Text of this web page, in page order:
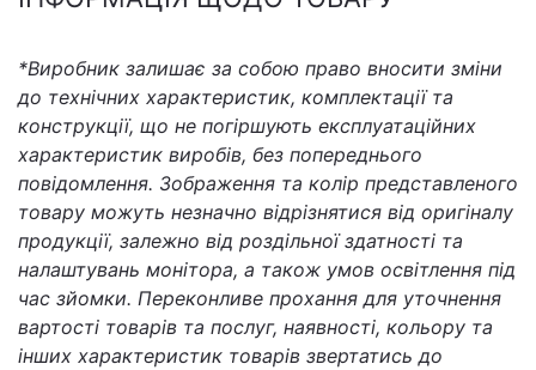
*Виробник залишає за собою право вносити зміни
до технічних характеристик, комплектації та
конструкції, що не погіршують експлуатаційних
характеристик виробів, без попереднього
повідомлення. Зображення та колір представленого
товару можуть незначно відрізнятися від оригіналу
продукції, залежно від роздільної здатності та
налаштувань монітора, а також умов освітлення під
час зйомки. Переконливе прохання для уточнення
вартості товарів та послуг, наявності, кольору та
інших характеристик товарів звертатись до